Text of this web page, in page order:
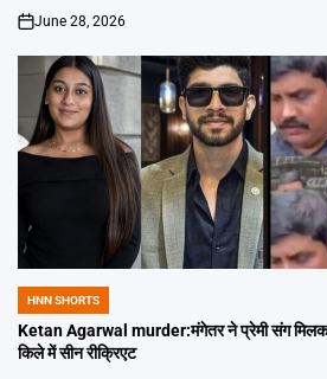
on
June 28, 2026
POSTED
IN
HNN SHORTS
Ketan Agarwal murder:मंगेतर ने प्रेमी संग
किले में सीन रीक्रिएट